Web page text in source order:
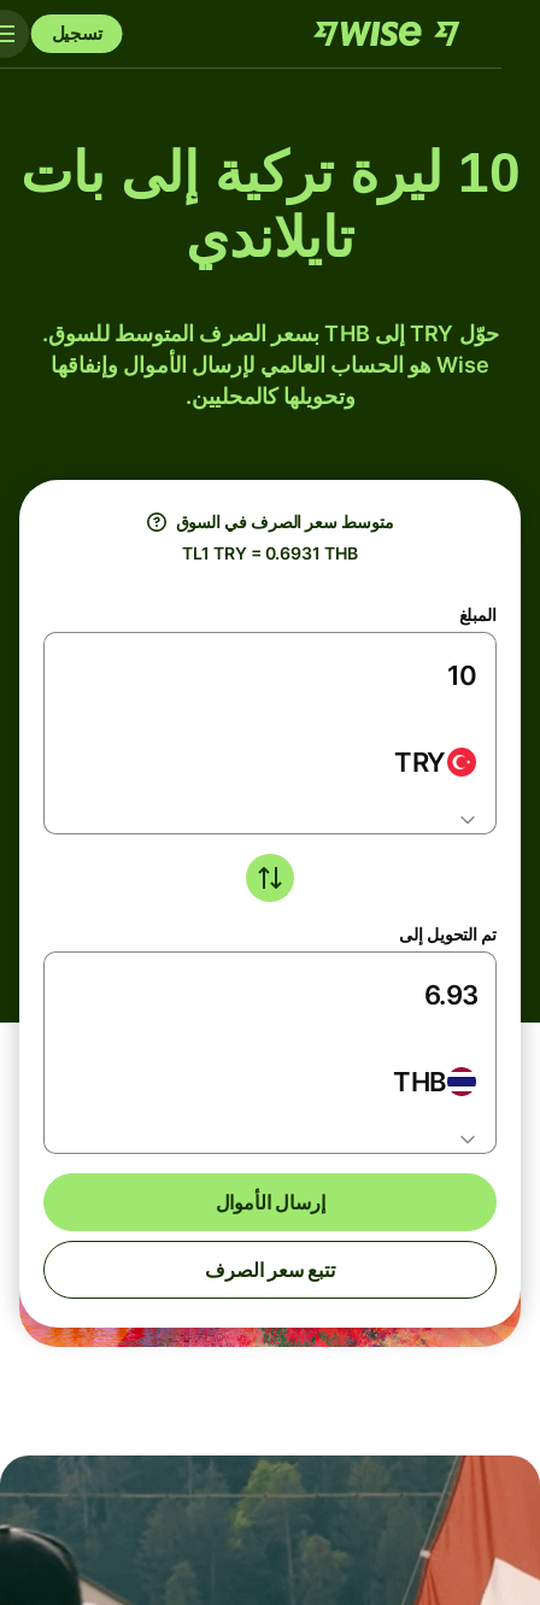
تسجيل
10 ليرة تركية إلى بات
تايلاندي
حوّل TRY إلى THB بسعر الصرف المتوسط للسوق.
Wise هو الحساب العالمي لإرسال الأموال وإنفاقها
وتحويلها كالمحليين.
متوسط ​​سعر الصرف في السوق
TL1 TRY = 0.6931 THB
المبلغ
TRY
تم التحويل إلى
THB
إرسال الأموال
تتبع سعر الصرف